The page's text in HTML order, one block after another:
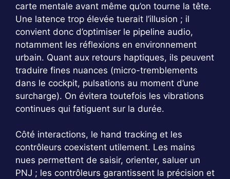
carte mentale avant même qu’on tourne la tête.
Une latence trop élevée tuerait l’illusion ; il
convient donc d’optimiser le pipeline audio,
notamment les réflexions en environnement
urbain. Quant aux retours haptiques, ils peuvent
traduire fines nuances (micro-tremblements
dans le cockpit, pulsations au moment d’une
surcharge). On évitera toutefois les vibrations
continues qui fatiguent sur la durée.
Côté interactions, le hand tracking et les
contrôleurs coexistent utilement. Les mains
nues permettent de saisir, orienter, saluer un
PNJ ; les contrôleurs garantissent la précision et